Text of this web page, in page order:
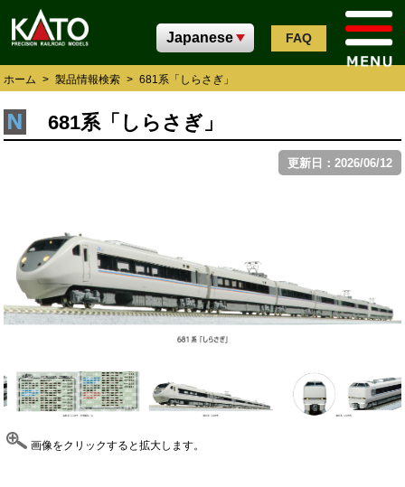
FAQ
ホーム > 製品情報検索 > 681系「しらさぎ」
681系「しらさぎ」
更新日：2026/06/12
画像をクリックすると拡大します。